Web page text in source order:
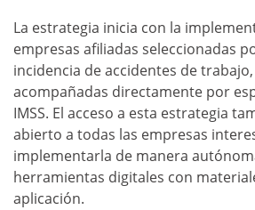
La estrategia inicia con la
empresas afiliadas seleccionadas
incidencia de accidentes de
acompañadas directamente por
IMSS. El acceso a esta estrategia
abierto a todas las empresas
implementarla de manera
herramientas digitales con
aplicación.